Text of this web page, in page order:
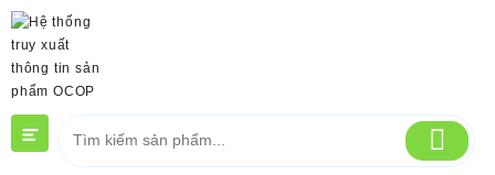
Skip
to
content